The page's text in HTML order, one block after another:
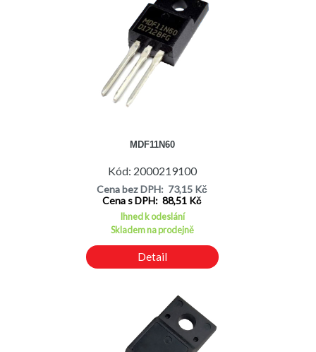
MDF11N60
Kód: 2000219100
Cena bez DPH: 73,15 Kč
Cena s DPH: 88,51 Kč
Ihned k odeslání
Skladem na prodejně
Detail